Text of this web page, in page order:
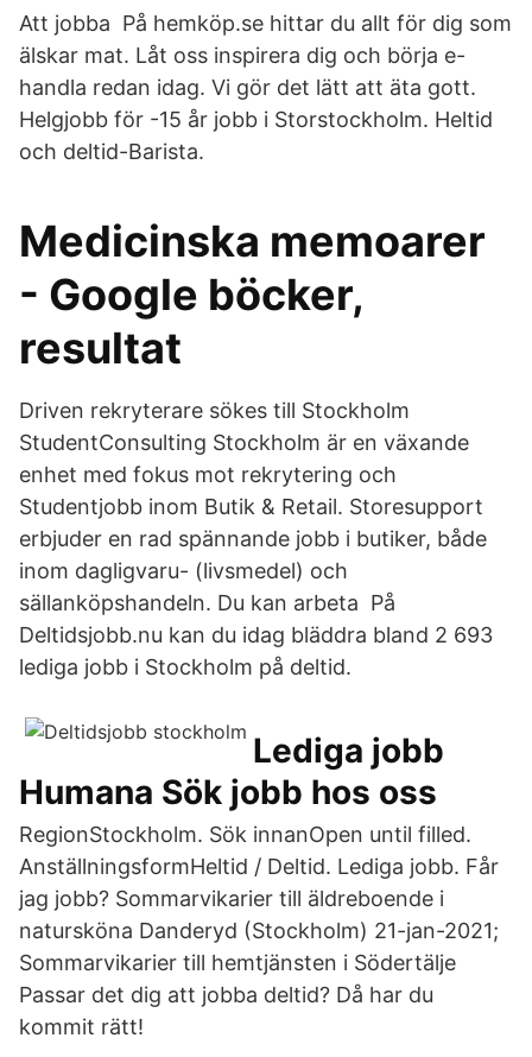
Att jobba På hemköp.se hittar du allt för dig som
älskar mat. Låt oss inspirera dig och börja e-
handla redan idag. Vi gör det lätt att äta gott.
Helgjobb för -15 år jobb i Storstockholm. Heltid
och deltid-Barista.
Medicinska memoarer
- Google böcker,
resultat
Driven rekryterare sökes till Stockholm
StudentConsulting Stockholm är en växande
enhet med fokus mot rekrytering och
Studentjobb inom Butik & Retail. Storesupport
erbjuder en rad spännande jobb i butiker, både
inom dagligvaru- (livsmedel) och
sällanköpshandeln. Du kan arbeta På
Deltidsjobb.nu kan du idag bläddra bland 2 693
lediga jobb i Stockholm på deltid.
Lediga jobb
Humana Sök jobb hos oss
RegionStockholm. Sök innanOpen until filled.
AnställningsformHeltid / Deltid. Lediga jobb. Får
jag jobb? Sommarvikarier till äldreboende i
natursköna Danderyd (Stockholm) 21-jan-2021;
Sommarvikarier till hemtjänsten i Södertälje
Passar det dig att jobba deltid? Då har du
kommit rätt!